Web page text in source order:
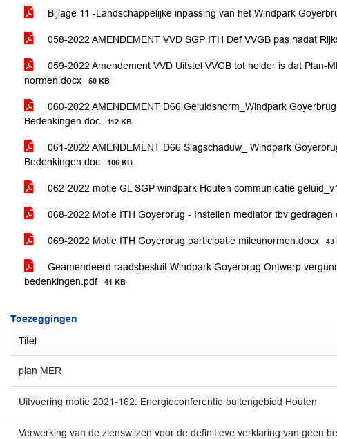
Bijlage 11 -Landschappelijke inpassing van het Windpark
058-2022 AMENDEMENT VVD SGP ITH Def VVGB pas nadat
059-2022 Amendement VVD Uitstel VVGB tot helder is dat Plan-
normen.docx
50 KB
060-2022 AMENDEMENT D66 Geluidsnorm_Windpark
Bedenkingen.doc
112 KB
061-2022 AMENDEMENT D66 Slagschaduw_ Windpark
Bedenkingen.doc
106 KB
062-2022 motie GL SGP windpark Houten communicatie
068-2022 Motie ITH Goyerbrug - Instellen mediator tbv gedragen
069-2022 Motie ITH Goyerbrug participatie mileunormen.docx 43
Geamendeerd raadsbesluit Windpark Goyerbrug Ontwerp
bedenkingen.pdf
41 KB
Toezeggingen
Titel
plan MER
Uitvoering motie 2021-162: Energieconferentie buitengebied Houten
Verwerking van de zienswijzen voor de definitieve verklaring van geen